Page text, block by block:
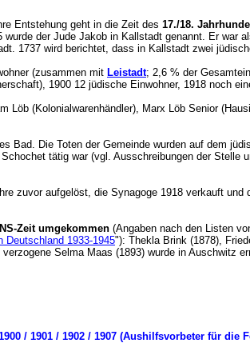
Entstehung geht in die Zeit des 17./18.
der Jude Jakob in Kallstadt genannt. Er war
1737 wird berichtet, dass in Kallstadt zwei
(zusammen mit Leistadt; 2,6 % der
1900 12 jüdische Einwohner, 1918 noch
(Kolonialwarenhändler), Marx Löb Senior
Bad. Die Toten der Gemeinde wurden auf dem
tätig war (vgl. Ausschreibungen der Stelle
zuvor aufgelöst, die Synagoge 1918 verkauft und
Zeit umgekommen (Angaben nach den Listen
Deutschland 1933-1945"): Thekla Brink (1878),
Selma Maas (1893) wurde in Auschwitz
/ 1901 / 1902 / 1907 (Aushilfsvorbeter für die